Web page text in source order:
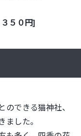
５０円]
のできる猫神社、
ました。